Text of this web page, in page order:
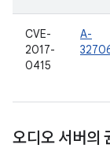
CVE-
2017-
0415
A-
오디오 서버의